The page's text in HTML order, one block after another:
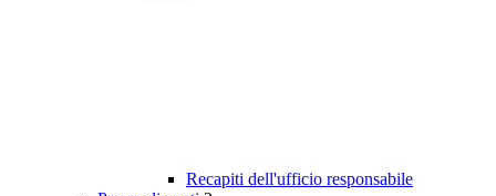
Recapiti dell'ufficio responsabile